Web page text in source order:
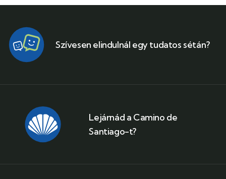
Szívesen elindulnál egy tudatos sétán?
Lejárnád a Camino de
Santiago-t?